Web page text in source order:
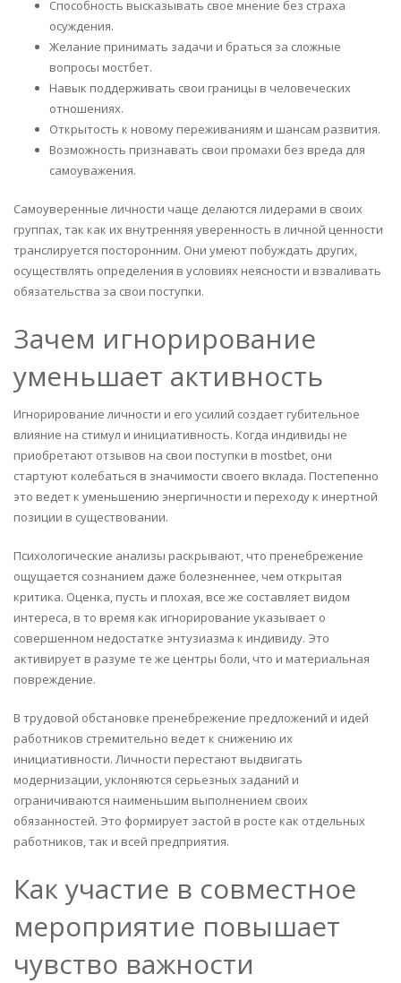
Способность высказывать свое мнение без страха
осуждения.
Желание принимать задачи и браться за сложные
вопросы мостбет.
Навык поддерживать свои границы в человеческих
отношениях.
Открытость к новому переживаниям и шансам развития.
Возможность признавать свои промахи без вреда для
самоуважения.
Самоуверенные личности чаще делаются лидерами в своих
группах, так как их внутренняя уверенность в личной ценности
транслируется посторонним. Они умеют побуждать других,
осуществлять определения в условиях неясности и взваливать
обязательства за свои поступки.
Зачем игнорирование
уменьшает активность
Игнорирование личности и его усилий создает губительное
влияние на стимул и инициативность. Когда индивиды не
приобретают отзывов на свои поступки в mostbet, они
стартуют колебаться в значимости своего вклада. Постепенно
это ведет к уменьшению энергичности и переходу к инертной
позиции в существовании.
Психологические анализы раскрывают, что пренебрежение
ощущается сознанием даже болезненнее, чем открытая
критика. Оценка, пусть и плохая, все же составляет видом
интереса, в то время как игнорирование указывает о
совершенном недостатке энтузиазма к индивиду. Это
активирует в разуме те же центры боли, что и материальная
повреждение.
В трудовой обстановке пренебрежение предложений и идей
работников стремительно ведет к снижению их
инициативности. Личности перестают выдвигать
модернизации, уклоняются серьезных заданий и
ограничиваются наименьшим выполнением своих
обязанностей. Это формирует застой в росте как отдельных
работников, так и всей предприятия.
Как участие в совместное
мероприятие повышает
чувство важности